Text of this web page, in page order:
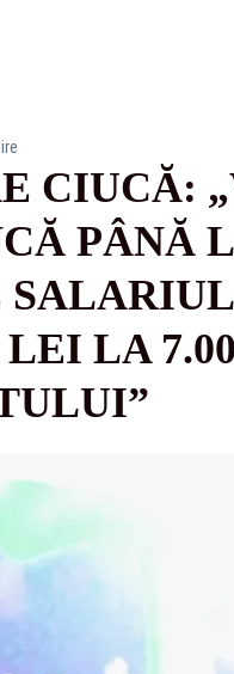
CIUCĂ:
PÂNĂ
LEI LA